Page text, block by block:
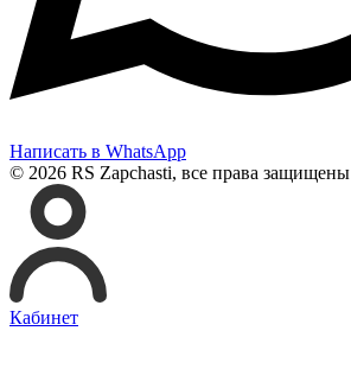
Написать в WhatsApp
© 2026 RS Zapchasti, все права защищены
Кабинет